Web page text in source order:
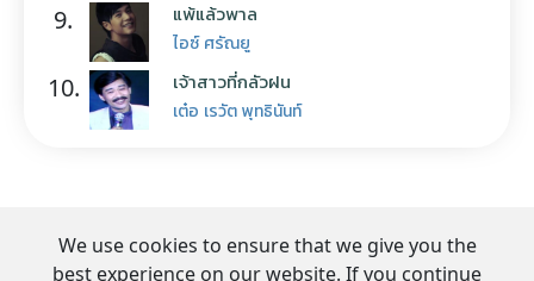
9. แพ้แล้วพาล
ไอซ์ ศรัณยู
10. เจ้าสาวที่กลัวฝน
เต๋อ เรวัต พุทธินันท์
We use cookies to ensure that we give you the
best experience on our website. If you continue